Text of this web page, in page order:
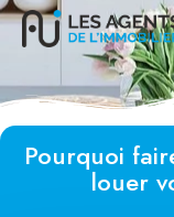
Pourquoi
louer